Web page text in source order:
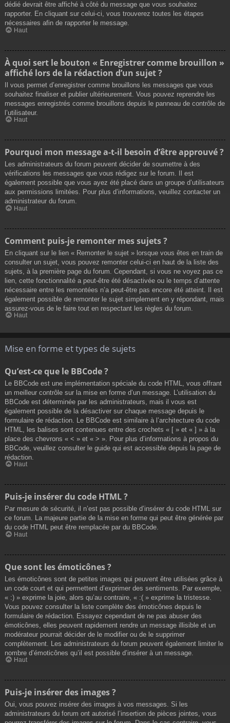
dédié devrait être affiché à côté du message que vous souhaitez
rapporter. En cliquant sur celui-ci, vous trouverez toutes les étapes
nécessaires afin de rapporter le message.
Haut
À quoi sert le bouton « Enregistrer comme brouillon »
affiché lors de la rédaction d’un sujet ?
Il vous permet d’enregistrer comme brouillons les messages que vous
souhaitez finaliser et publier ultérieurement. Vous pouvez reprendre les
messages enregistrés comme brouillons depuis le panneau de contrôle de
l’utilisateur.
Haut
Pourquoi mon message a-t-il besoin d’être approuvé ?
Les administrateurs du forum peuvent décider de soumettre à des
vérifications les messages que vous rédigez sur le forum. Il est
également possible que vous ayez été placé dans un groupe d’utilisateurs
aux permissions limitées. Pour plus d’informations, veuillez contacter un
administrateur du forum.
Haut
Comment puis-je remonter mes sujets ?
En cliquant sur le lien « Remonter le sujet » lorsque vous êtes en train de
consulter un sujet, vous pouvez remonter celui-ci en haut de la liste des
sujets, à la première page du forum. Cependant, si vous ne voyez pas ce
lien, cette fonctionnalité a peut-être été désactivée ou le temps d’attente
nécessaire entre les remontées n’a peut-être pas encore été atteint. Il est
également possible de remonter le sujet simplement en y répondant, mais
assurez-vous de le faire tout en respectant les règles du forum.
Haut
Mise en forme et types de sujets
Qu’est-ce que le BBCode ?
Le BBCode est une implémentation spéciale du code HTML, vous offrant
un meilleur contrôle sur la mise en forme d’un message. L’utilisation du
BBCode est déterminée par les administrateurs, mais il vous est
également possible de la désactiver sur chaque message depuis le
formulaire de rédaction. Le BBCode est similaire à l’architecture du code
HTML, les balises sont contenues entre des crochets « [ » et « ] » à la
place des chevrons « < » et « > ». Pour plus d’informations à propos du
BBCode, veuillez consulter le guide qui est accessible depuis la page de
rédaction.
Haut
Puis-je insérer du code HTML ?
Par mesure de sécurité, il n’est pas possible d’insérer du code HTML sur
ce forum. La majeure partie de la mise en forme qui peut être générée par
du code HTML peut être remplacée par du BBCode.
Haut
Que sont les émoticônes ?
Les émoticônes sont de petites images qui peuvent être utilisées grâce à
un code court et qui permettent d’exprimer des sentiments. Par exemple,
« :) » exprime la joie, alors qu’au contraire, « :( » exprime la tristesse.
Vous pouvez consulter la liste complète des émoticônes depuis le
formulaire de rédaction. Essayez cependant de ne pas abuser des
émoticônes, elles peuvent rapidement rendre un message illisible et un
modérateur pourrait décider de le modifier ou de le supprimer
complètement. Les administrateurs du forum peuvent également limiter le
nombre d’émoticônes qu’il est possible d’insérer à un message.
Haut
Puis-je insérer des images ?
Oui, vous pouvez insérer des images à vos messages. Si les
administrateurs du forum ont autorisé l’insertion de pièces jointes, vous